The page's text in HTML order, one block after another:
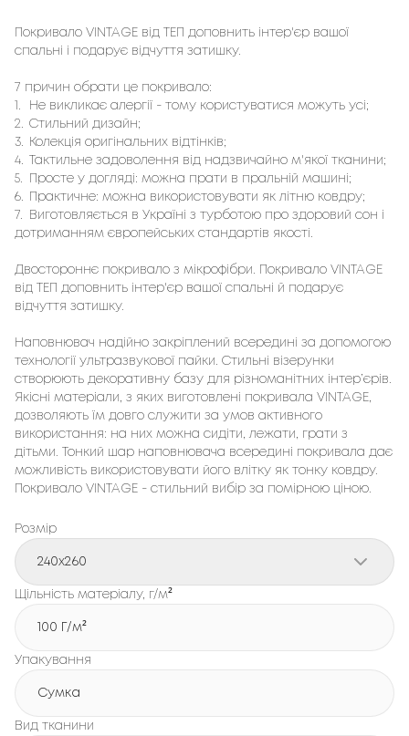
Покривало VINTAGE від ТЕП доповнить інтер'єр вашої
спальні і подарує відчуття затишку.
7 причин обрати це покривало:
Не викликає алергії - тому користуватися можуть усі;
2.
Стильний дизайн;
3.
Колекція оригінальних відтінків;
4.
Тактильне задоволення від надзвичайно м'якої тканини;
5.
Просте у догляді: можна прати в пральній машині;
6.
Практичне: можна використовувати як літню ковдру;
7.
Виготовляється в Україні з турботою про здоровий сон і
дотриманням європейських стандартів якості.
Двостороннє покривало з мікрофібри. Покривало VINTAGE
від ТЕП доповнить інтер'єр вашої спальні й подарує
відчуття затишку.
Наповнювач надійно закріплений всередині за допомогою
технології ультразвукової пайки. Стильні візерунки
створюють декоративну базу для різноманітних інтер’єрів.
Якісні матеріали, з яких виготовлені покривала VINTAGE,
дозволяють їм довго служити за умов активного
використання: на них можна сидіти, лежати, грати з
дітьми. Тонкий шар наповнювача всередині покривала дає
можливість використовувати його влітку як тонку ковдру.
Покривало VINTAGE - стильний вибір за помірною ціною.
Розмір
240x260
Щільність матеріалу, г/м²
100 Г/м²
Упакування
Сумка
Вид тканини